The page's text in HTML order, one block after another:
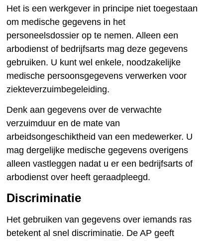
Het is een werkgever in principe niet toegestaan
om medische gegevens in het
personeelsdossier op te nemen. Alleen een
arbodienst of bedrijfsarts mag deze gegevens
gebruiken. U kunt wel enkele, noodzakelijke
medische persoonsgegevens verwerken voor
ziekteverzuimbegeleiding.
Denk aan gegevens over de verwachte
verzuimduur en de mate van
arbeidsongeschiktheid van een medewerker. U
mag dergelijke medische gegevens overigens
alleen vastleggen nadat u er een bedrijfsarts of
arbodienst over heeft geraadpleegd.
Discriminatie
Het gebruiken van gegevens over iemands ras
betekent al snel discriminatie. De AP geeft